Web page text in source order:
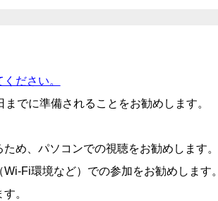
ださい。
でに準備されることをお勧めします。
め、パソコンでの視聴をお勧めします。
Fi環境など）での参加をお勧めします。
。